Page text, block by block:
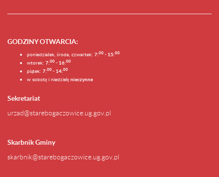
GODZINY OTWARCIA:
poniedziałek, środa, czwartek: 7:00 - 15:00
wtorek: 7:00 - 16:00
piątek: 7:00 - 14:00
w sobotę i niedzielę nieczynne
Sekretariat
urzad@starebogaczowice.ug.gov.pl
Skarbnik Gminy
skarbnik@starebogaczowice.ug.gov.pl